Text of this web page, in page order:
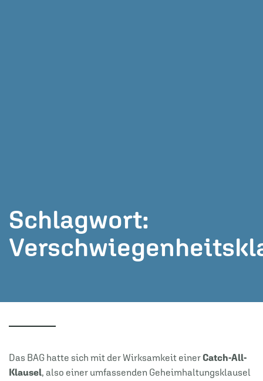
Schlagwort:
Das BAG hatte sich mit der Wirksamkeit einerCatch-All-
Klausel, also einer umfassenden Geheimhaltungsklausel